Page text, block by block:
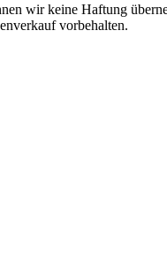
wir keine Haftung
vorbehalten.